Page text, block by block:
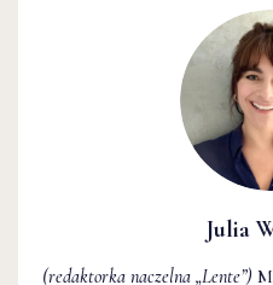
Julia
(redaktorka naczelna „Lente”)